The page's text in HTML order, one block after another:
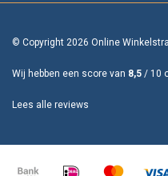
© Copyright 2026 Online
Wij hebben een score van 8,5 / 10
Lees alle reviews